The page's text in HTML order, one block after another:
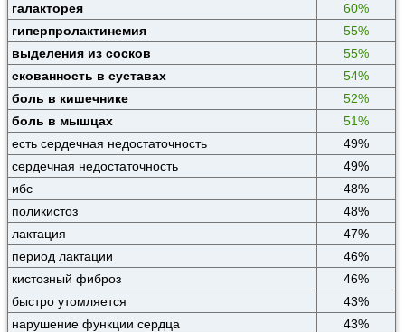
галакторея
60%
гиперпролактинемия
55%
выделения из сосков
55%
скованность в суставах
54%
боль в кишечнике
52%
боль в мышцах
51%
есть сердечная недостаточность
49%
сердечная недостаточность
49%
ибс
48%
поликистоз
48%
лактация
47%
период лактации
46%
кистозный фиброз
46%
быстро утомляется
43%
нарушение функции сердца
43%